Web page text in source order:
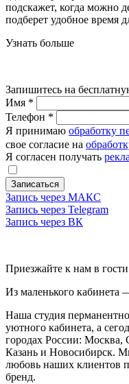
подскажет, когда можно
подберет удобное время
Узнать больше
Запишитесь на
Имя *
Телефон *
Я принимаю обработку
свое согласие на
Я согласен получать
Записаться
Запись через МАКС
Запись через Telegram
Запись через ВК
Приезжайте к нам в гости
Из маленького кабинета
Наша студия
уютного кабинета, а
городах России: Москва,
Казань и Новосибирск.
любовь наших клиентов
бренд.